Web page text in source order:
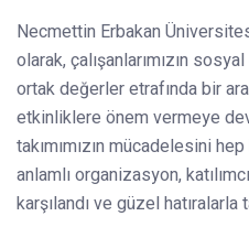
Necmettin Erbakan
olarak, çalışanlarımızın
ortak değerler etrafında bir
etkinliklere önem vermeye
takımımızın mücadelesini
anlamlı organizasyon,
karşılandı ve güzel hatıralarla